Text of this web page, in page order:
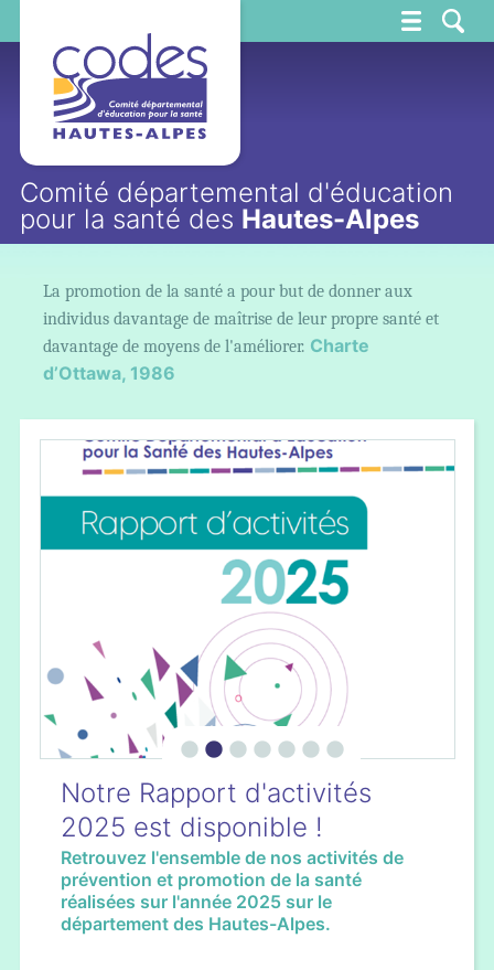
Comité départemental d'éducation
pour la santé des Hautes-Alpes
La promotion de la santé a pour but de donner aux
individus davantage de maîtrise de leur propre santé et
davantage de moyens de l'améliorer. Charte
d’Ottawa, 1986
Notre Rapport d'activités
2025 est disponible !
Retrouvez l'ensemble de nos activités de
prévention et promotion de la santé
réalisées sur l'année 2025 sur le
département des Hautes-Alpes.